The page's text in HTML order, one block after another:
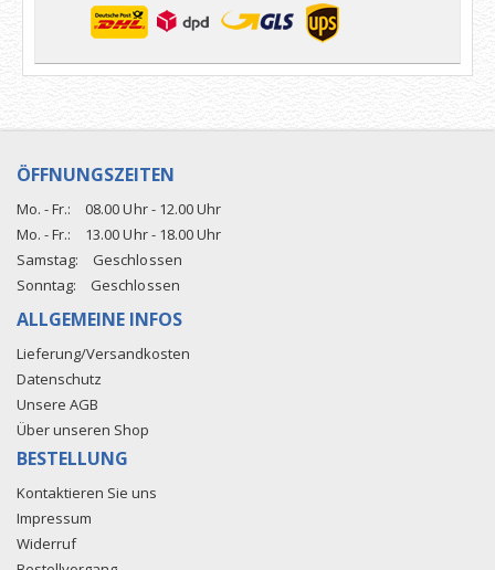
ÖFFNUNGSZEITEN
Mo. - Fr.:
08.00 Uhr - 12.00 Uhr
Mo. - Fr.:
13.00 Uhr - 18.00 Uhr
Samstag:
Geschlossen
Sonntag:
Geschlossen
ALLGEMEINE INFOS
Lieferung/Versandkosten
Datenschutz
Unsere AGB
Über unseren Shop
BESTELLUNG
Kontaktieren Sie uns
Impressum
Widerruf